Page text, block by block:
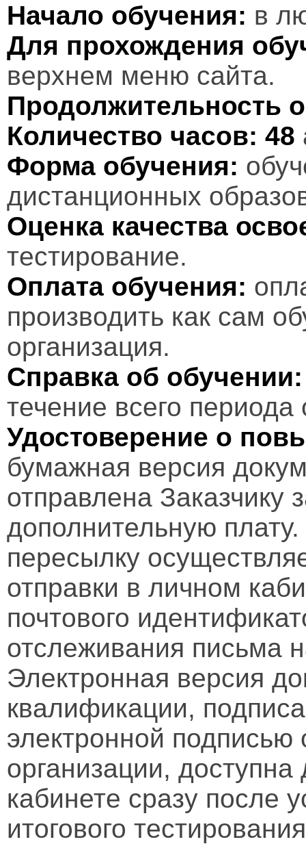
Начало обучения: в
Для прохождения
верхнем меню сайта.
Продолжительность
Количество часов: 48
Форма обучения:
дистанционных
Оценка качества
тестирование.
Оплата обучения:
производить как сам
организация.
Справка об обучении:
течение всего периода
Удостоверение о
бумажная версия
отправлена Заказчику
дополнительную
пересылку
отправки в личном
почтового
отслеживания письма
Электронная версия
квалификации,
электронной подписью
организации,
кабинете сразу после
итогового